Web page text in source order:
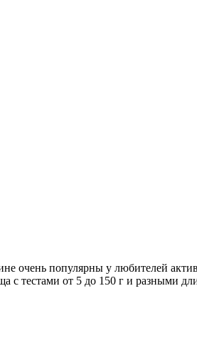
очень популярны у любителей
с тестами от 5 до 150 г и разными